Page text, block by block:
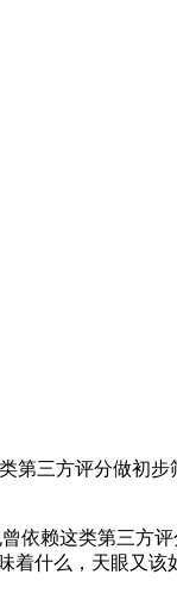
第三方评分做初
依赖这类第三方
着什么，天眼又该